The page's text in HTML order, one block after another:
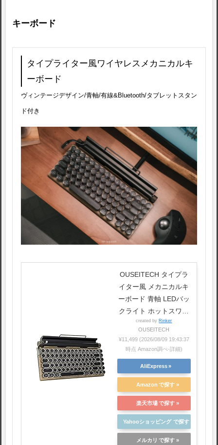
キーボード
タイプライター風ワイヤレスメカニカルキ
ーボード
ヴィンテージデザイン/青軸/有線&Bluetooth/タブレットスタン
ド付き
OUSEITECH タイプラ
イター風 メカニカルキ
ーボード 青軸 LEDバッ
クライト ホットスワッ
プ対応 83キー防衝突
レス レトロなデザイン
75%レイアウト オフィ
ス/自宅用 パンクスタイ
ル 円型キーキャップ お
しゃれ
Win/Mac/Android/IOS/L
INUX/VISTA対応 技適認
証取得(木質系カラー)
created by Rinker
OUSEITECH
¥11,499 (2026/08/09 19:43:37
時点 Amazon調べ-詳細)
AliExpress
Amazon
楽天市場
Yahooショッピング
メルカリ